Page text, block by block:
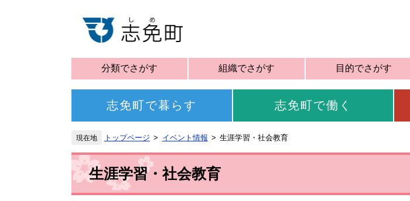
分類でさがす 組織でさがす 目的でさがす
志免町で暮らす 志免町で働く
トップページ イベント情報 生涯学習・社会教育
生涯学習・社会教育